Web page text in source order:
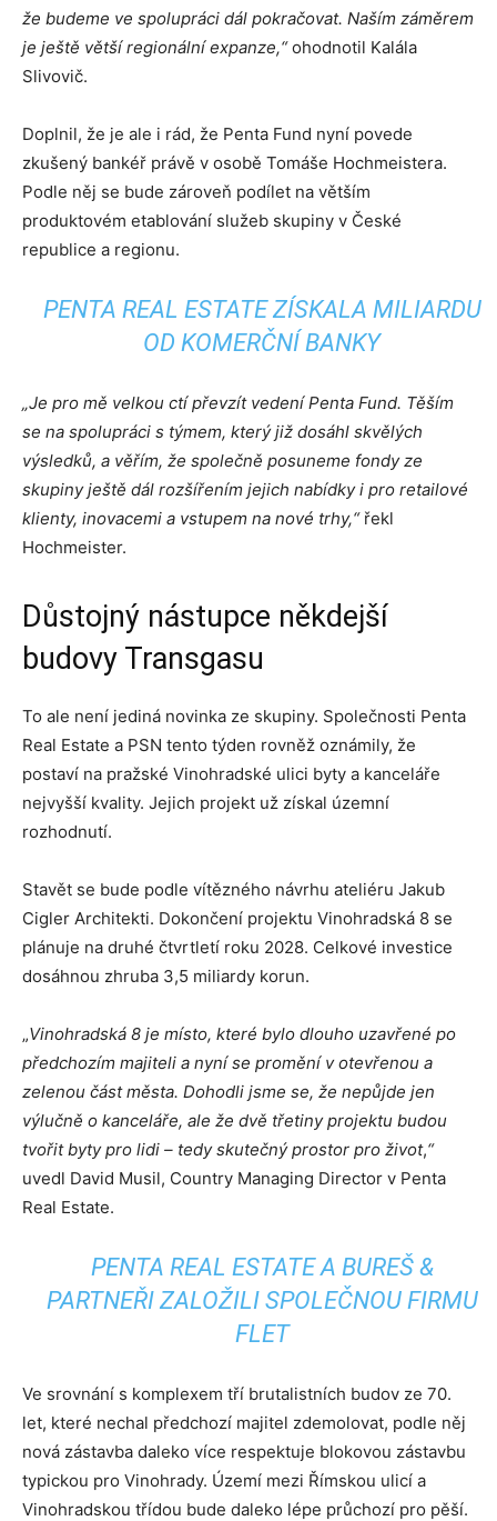
že budeme ve spolupráci dál pokračovat. Naším záměrem
je ještě větší regionální expanze,“ohodnotil Kalála
Slivovič.
Doplnil, že je ale i rád, že Penta Fund nyní povede
zkušený bankéř právě v osobě Tomáše Hochmeistera.
Podle něj se bude zároveň podílet na větším
produktovém etablování služeb skupiny v České
republice a regionu.
PENTA REAL ESTATE ZÍSKALA MILIARDU
OD KOMERČNÍ BANKY
„Je pro mě velkou ctí převzít vedení Penta Fund. Těším
se na spolupráci s týmem, který již dosáhl skvělých
výsledků, a věřím, že společně posuneme fondy ze
skupiny ještě dál rozšířením jejich nabídky i pro retailové
klienty, inovacemi a vstupem na nové trhy,“řekl
Hochmeister.
Důstojný nástupce někdejší
budovy Transgasu
To ale není jediná novinka ze skupiny. Společnosti Penta
Real Estate a PSN tento týden rovněž oznámily, že
postaví na pražské Vinohradské ulici byty a kanceláře
nejvyšší kvality. Jejich projekt už získal územní
rozhodnutí.
Stavět se bude podle vítězného návrhu ateliéru Jakub
Cigler Architekti. Dokončení projektu Vinohradská 8 se
plánuje na druhé čtvrtletí roku 2028. Celkové investice
dosáhnou zhruba 3,5 miliardy korun.
„Vinohradská 8 je místo, které bylo dlouho uzavřené po
předchozím majiteli a nyní se promění v otevřenou a
zelenou část města. Dohodli jsme se, že nepůjde jen
výlučně o kanceláře, ale že dvě třetiny projektu budou
tvořit byty pro lidi – tedy skutečný prostor pro život,“
uvedl David Musil, Country Managing Director v Penta
Real Estate.
PENTA REAL ESTATE A BUREŠ &
PARTNEŘI ZALOŽILI SPOLEČNOU FIRMU
FLET
Ve srovnání s komplexem tří brutalistních budov ze 70.
let, které nechal předchozí majitel zdemolovat, podle něj
nová zástavba daleko více respektuje blokovou zástavbu
typickou pro Vinohrady. Území mezi Římskou ulicí a
Vinohradskou třídou bude daleko lépe průchozí pro pěší.